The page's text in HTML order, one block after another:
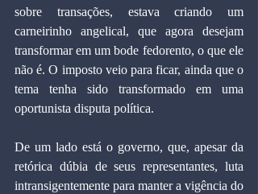
sobre transações, estava criando um
carneirinho angelical, que agora desejam
transformar em um bode fedorento, o que ele
não é. O imposto veio para ficar, ainda que o
tema tenha sido transformado em uma
oportunista disputa política.
De um lado está o governo, que, apesar da
retórica dúbia de seus representantes, luta
intransigentemente para manter a vigência do